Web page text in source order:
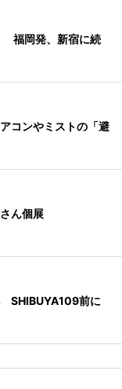
福岡発、新宿に続
コンやミストの「避
ん個展
SHIBUYA109前に